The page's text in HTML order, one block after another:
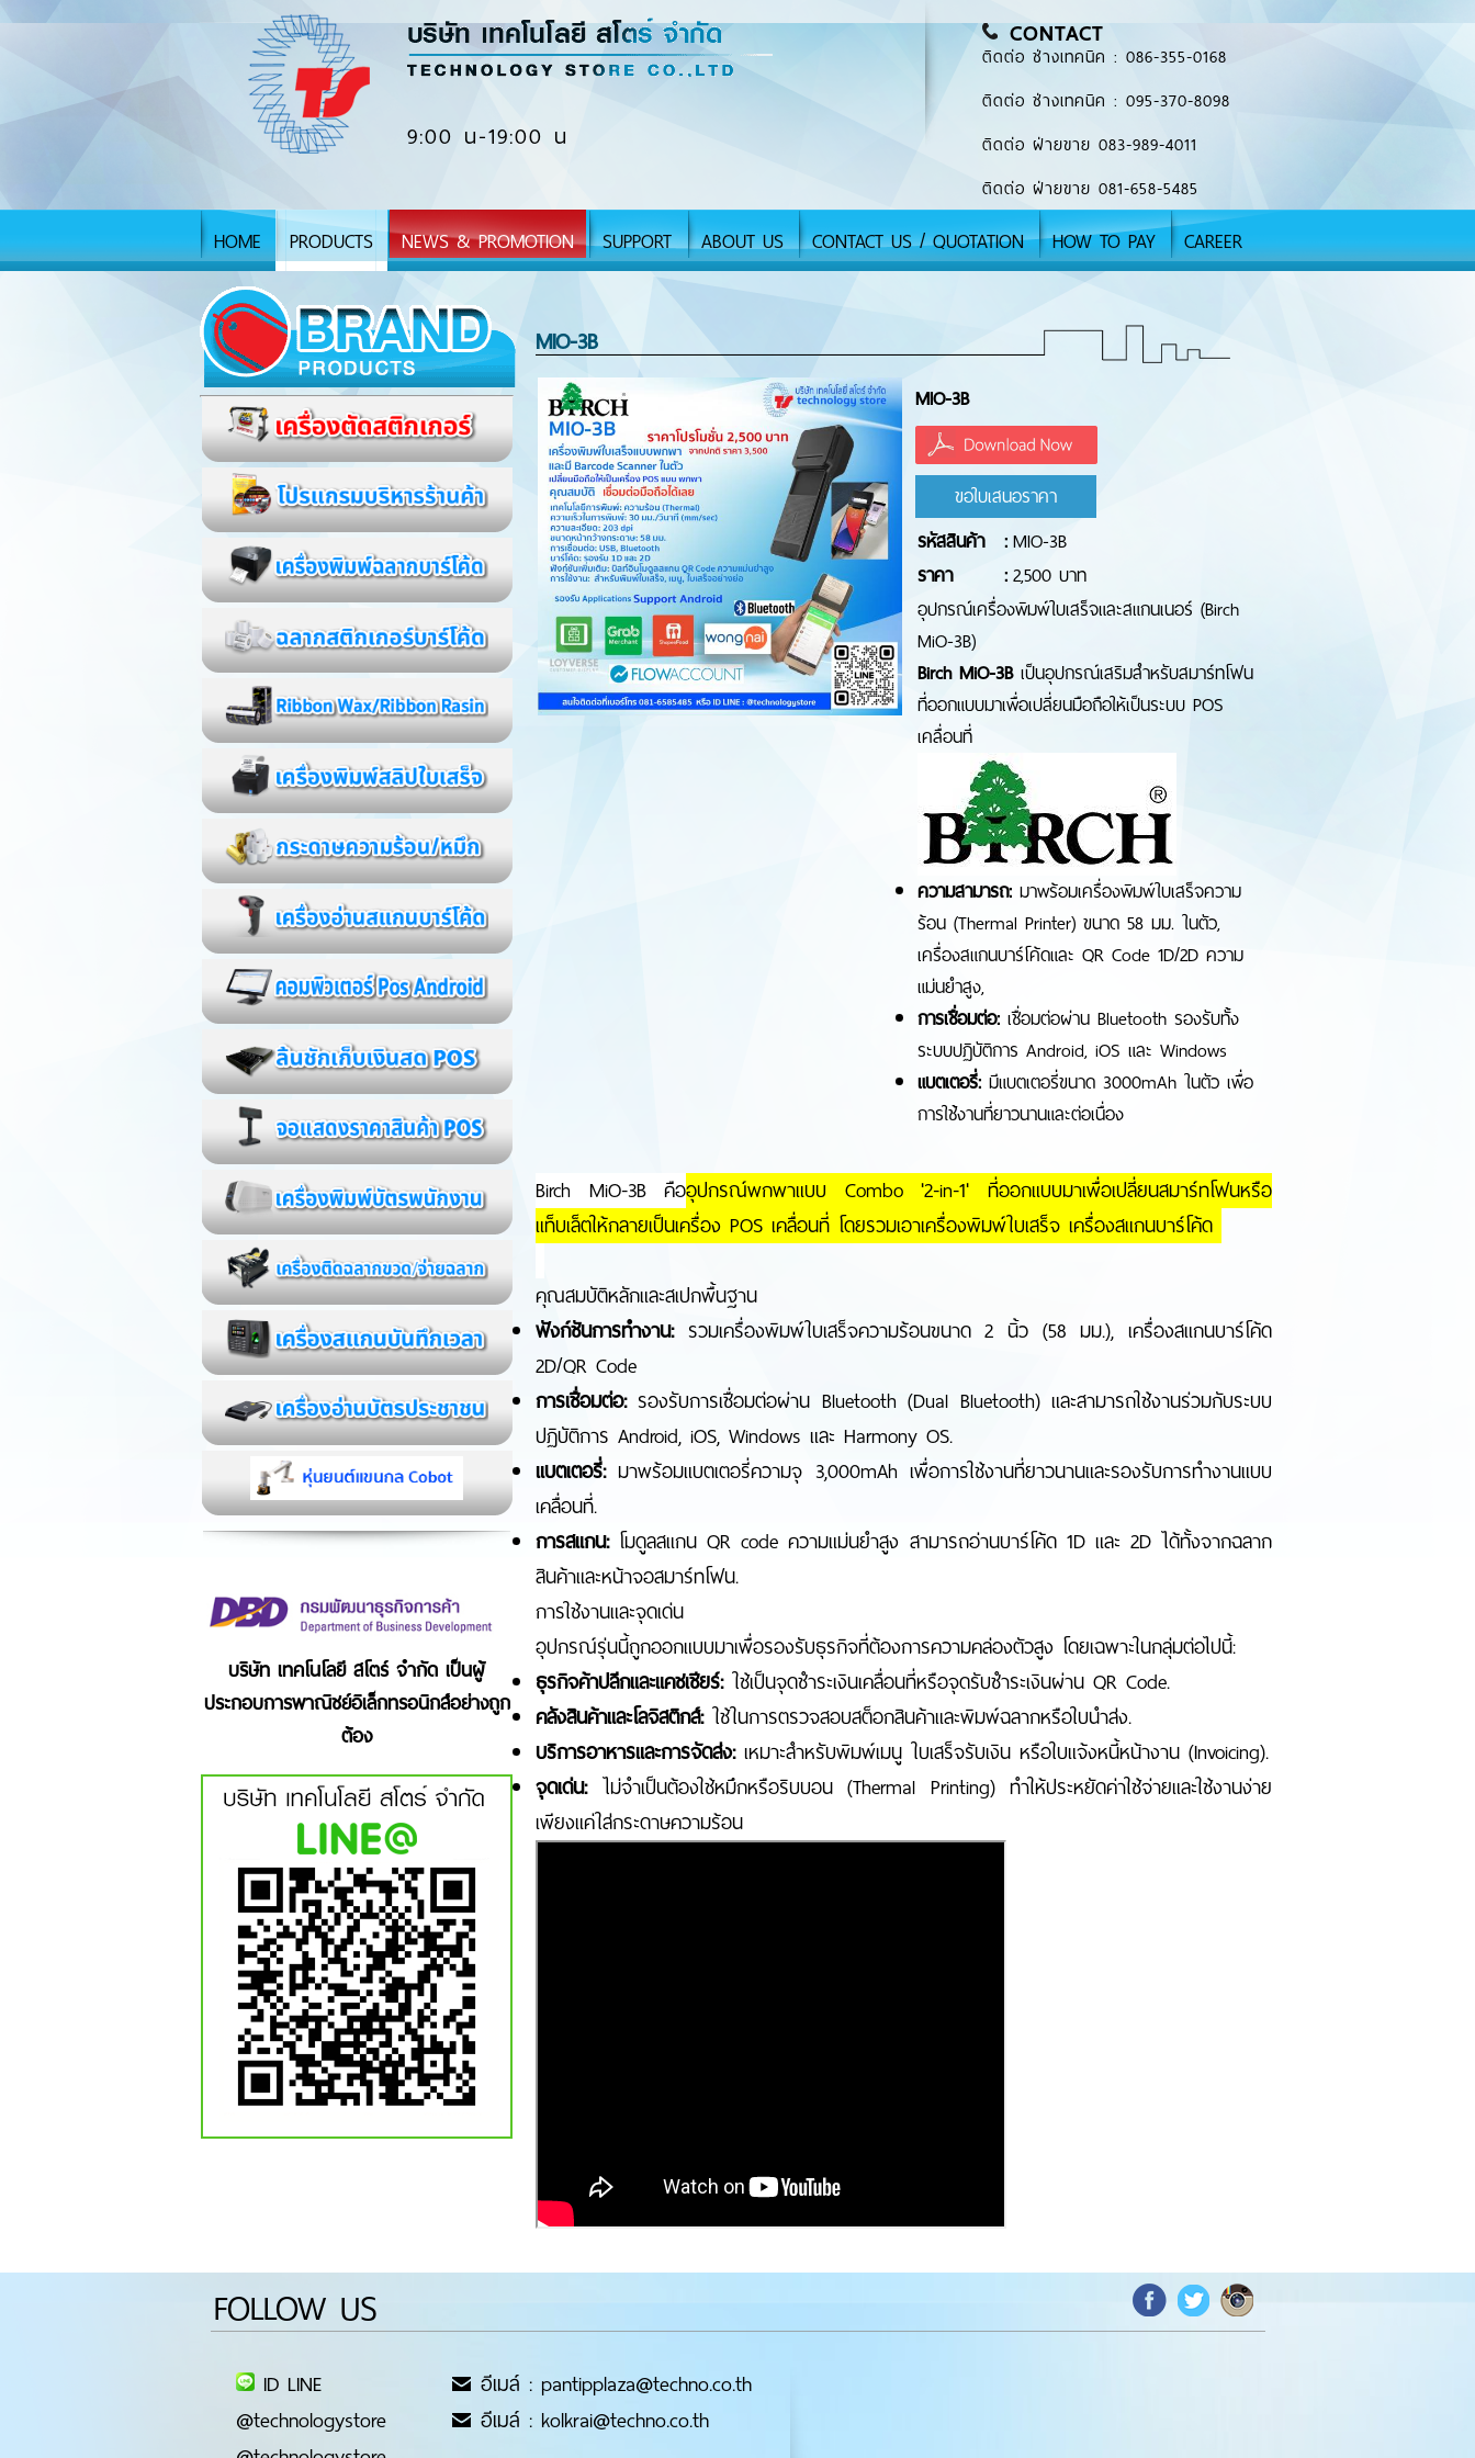
9:00 น-19:00 น
CONTACT
ติดต่อ ช่างเทคนิค : 086-355-0168
ติดต่อ ช่างเทคนิค : 095-370-8098
ติดต่อ ฝ่ายขาย 083-989-4011
ติดต่อ ฝ่ายขาย 081-658-5485
HOME PRODUCTS NEWS & PROMOTION SUPPORT ABOUT US CONTACT US / QUOTATION HOW TO PAY CAREER
บริษัท เทคโนโลยี สโตร์ จำกัด เป็นผู้
ประกอบการพาณิชย์อิเล็กทรอนิกส์อย่างถูก
ต้อง
MIO-3B
MIO-3B
ขอใบเสนอราคา
รหัสสินค้า
:MIO-3B
ราคา
:2,500 บาท
อุปกรณ์เครื่องพิมพ์ใบเสร็จและสแกนเนอร์ (Birch
MiO-3B)
Birch MiO-3Bเป็นอุปกรณ์เสริมสำหรับสมาร์ทโฟน
ที่ออกแบบมาเพื่อเปลี่ยนมือถือให้เป็นระบบ POS
เคลื่อนที่
ความสามารถ: มาพร้อมเครื่องพิมพ์ใบเสร็จความ
ร้อน (Thermal Printer) ขนาด 58 มม. ในตัว,
เครื่องสแกนบาร์โค้ดและ QR Code 1D/2D ความ
แม่นยำสูง,
การเชื่อมต่อ: เชื่อมต่อผ่าน Bluetooth รองรับทั้ง
ระบบปฏิบัติการ Android, iOS และ Windows
แบตเตอรี่: มีแบตเตอรี่ขนาด 3000mAh ในตัว เพื่อ
การใช้งานที่ยาวนานและต่อเนื่อง
Birch MiO-3B คืออุปกรณ์พกพาแบบ Combo '2-in-1' ที่ออกแบบมาเพื่อเปลี่ยนสมาร์ทโฟนหรือ
แท็บเล็ตให้กลายเป็นเครื่อง POS เคลื่อนที่ โดยรวมเอาเครื่องพิมพ์ใบเสร็จ เครื่องสแกนบาร์โค้ด
คุณสมบัติหลักและสเปกพื้นฐาน
ฟังก์ชันการทำงาน:รวมเครื่องพิมพ์ใบเสร็จความร้อนขนาด 2 นิ้ว (58 มม.), เครื่องสแกนบาร์โค้ด
2D/QR Code
การเชื่อมต่อ:รองรับการเชื่อมต่อผ่าน Bluetooth (Dual Bluetooth) และสามารถใช้งานร่วมกับระบบ
ปฏิบัติการ Android, iOS, Windows และ Harmony OS.
แบตเตอรี่:มาพร้อมแบตเตอรี่ความจุ 3,000mAh เพื่อการใช้งานที่ยาวนานและรองรับการทำงานแบบ
เคลื่อนที่.
การสแกน:โมดูลสแกน QR code ความแม่นยำสูง สามารถอ่านบาร์โค้ด 1D และ 2D ได้ทั้งจากฉลาก
สินค้าและหน้าจอสมาร์ทโฟน.
การใช้งานและจุดเด่น
อุปกรณ์รุ่นนี้ถูกออกแบบมาเพื่อรองรับธุรกิจที่ต้องการความคล่องตัวสูง โดยเฉพาะในกลุ่มต่อไปนี้:
ธุรกิจค้าปลีกและแคชเชียร์:ใช้เป็นจุดชำระเงินเคลื่อนที่หรือจุดรับชำระเงินผ่าน QR Code.
คลังสินค้าและโลจิสติกส์:ใช้ในการตรวจสอบสต็อกสินค้าและพิมพ์ฉลากหรือใบนำส่ง.
บริการอาหารและการจัดส่ง:เหมาะสำหรับพิมพ์เมนู ใบเสร็จรับเงิน หรือใบแจ้งหนี้หน้างาน (Invoicing).
จุดเด่น:ไม่จำเป็นต้องใช้หมึกหรือริบบอน (Thermal Printing) ทำให้ประหยัดค่าใช้จ่ายและใช้งานง่าย
เพียงแค่ใส่กระดาษความร้อน
FOLLOW US
ID LINE
@technologystore
อีเมล์ : pantipplaza@techno.co.th
อีเมล์ : kolkrai@techno.co.th